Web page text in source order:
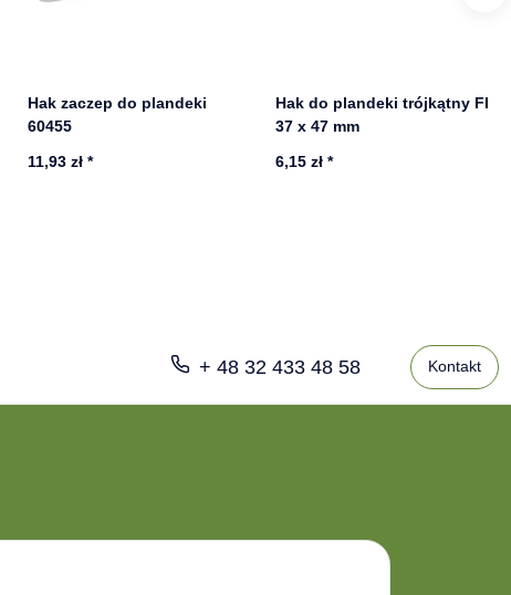
Hak zaczep do plandeki
60455
11,93 zł*
Hak do plandeki trójkątny FI
37 x 47 mm
6,15 zł*
+ 48 32 433 48 58 Kontakt